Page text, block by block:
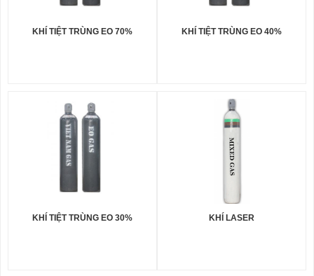
KHÍ TIỆT TRÙNG EO 70% KHÍ TIỆT TRÙNG EO 40%
KHÍ TIỆT TRÙNG EO 30% KHÍ LASER